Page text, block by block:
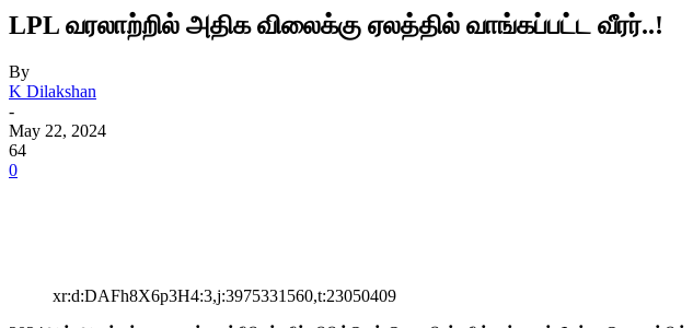
LPL வரலாற்றில் அதிக விலைக்கு ஏலத்தில் வாங்கப்பட்ட வீரர்..!
By
K Dilakshan
-
May 22, 2024
64
0
xr:d:DAFh8X6p3H4:3,j:3975331560,t:23050409